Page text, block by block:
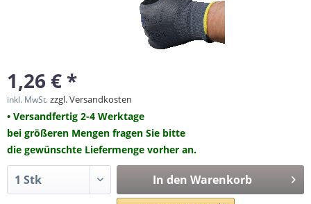
1,26 € *
inkl. MwSt.zzgl. Versandkosten
• Versandfertig 2-4 Werktage
bei größeren Mengen fragen Sie bitte
die gewünschte Liefermenge vorher an.
In den Warenkorb